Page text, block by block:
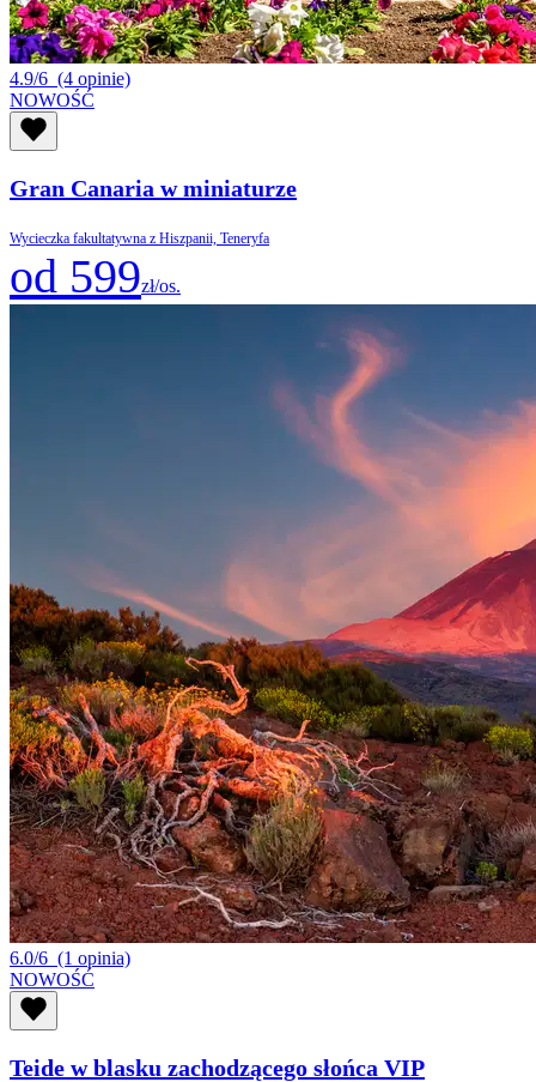
4.9/6 (4 opinie)
NOWOŚĆ
Gran Canaria w miniaturze
Wycieczka fakultatywna z Hiszpanii, Teneryfa
od 599zł/os.
6.0/6 (1 opinia)
NOWOŚĆ
Teide w blasku zachodzącego słońca VIP